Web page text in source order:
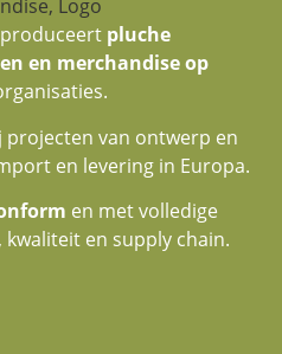
pluche
en merchandise op
projecten van ontwerp en
en levering in Europa.
en met volledige
en supply chain.